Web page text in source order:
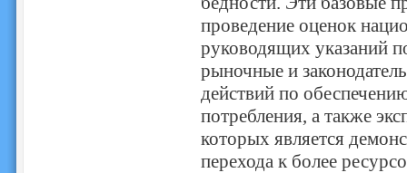
проведение оценок
руководящих указаний
рыночные и
действий по
потребления, а также
которых является
перехода к более